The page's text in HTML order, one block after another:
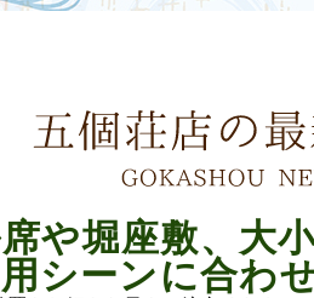
や堀座敷、大
シーンに合わ